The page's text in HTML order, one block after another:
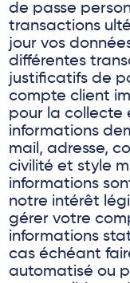
de passe
transactions
jour vos
différentes
justificatifs de
compte client
pour la collecte
informations
mail, adresse,
civilité et style
informations
notre intérêt
gérer votre
informations
cas échéant
automatisé ou